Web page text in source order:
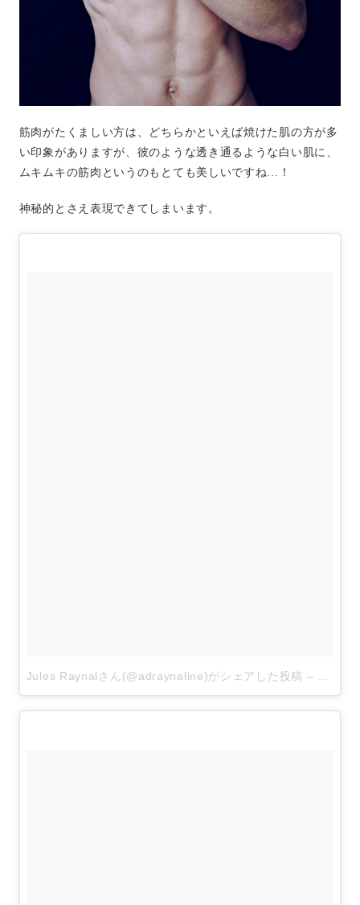
筋肉がたくましい方は、どちらかといえば焼けた肌の方が多
い印象がありますが、彼のような透き通るような白い肌に、
ムキムキの筋肉というのもとても美しいですね…！
神秘的とさえ表現できてしまいます。
Jules Raynalさん(@adraynaline)がシェアした投稿 –